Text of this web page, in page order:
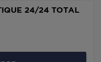
24/24 TOTAL